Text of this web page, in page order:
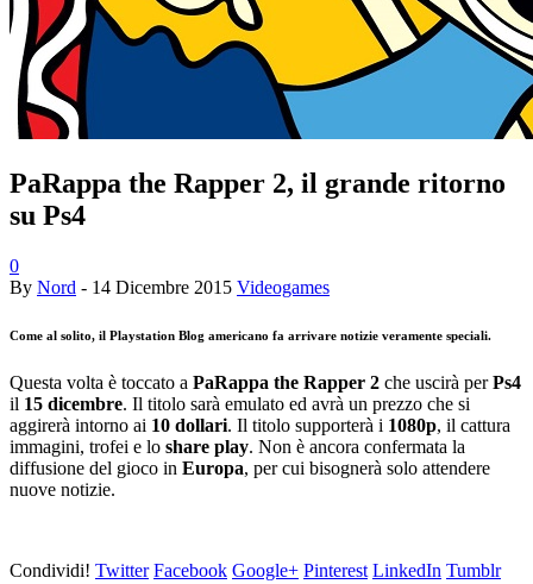
PaRappa the Rapper 2, il grande ritorno
su Ps4
0
By Nord - 14 Dicembre 2015 Videogames
Come al solito, il Playstation Blog americano fa arrivare notizie veramente speciali.
Questa volta è toccato a PaRappa the Rapper 2 che uscirà perPs4
il 15 dicembre. Il titolo sarà emulato ed avrà un prezzo che si
aggirerà intorno ai 10 dollari. Il titolo supporterà i 1080p, il cattura
immagini, trofei e lo share play. Non è ancora confermata la
diffusione del gioco in Europa, per cui bisognerà solo attendere
nuove notizie.
Condividi! Twitter Facebook Google+ Pinterest LinkedIn Tumblr